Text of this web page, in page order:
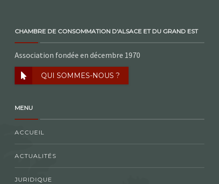
CHAMBRE DE CONSOMMATION D'ALSACE ET DU GRAND EST
Association fondée en décembre 1970
QUI SOMMES-NOUS ?
MENU
ACCUEIL
ACTUALITÉS
JURIDIQUE